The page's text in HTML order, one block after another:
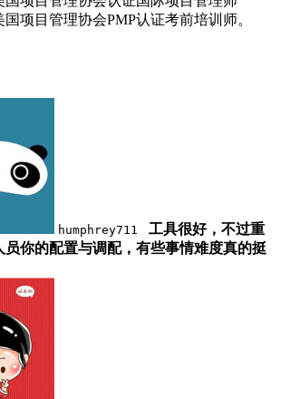
国项目管理协会PMP认证考前培训师。
humphrey711
工具很好，不过重
员你的配置与调配，有些事情难度真的挺